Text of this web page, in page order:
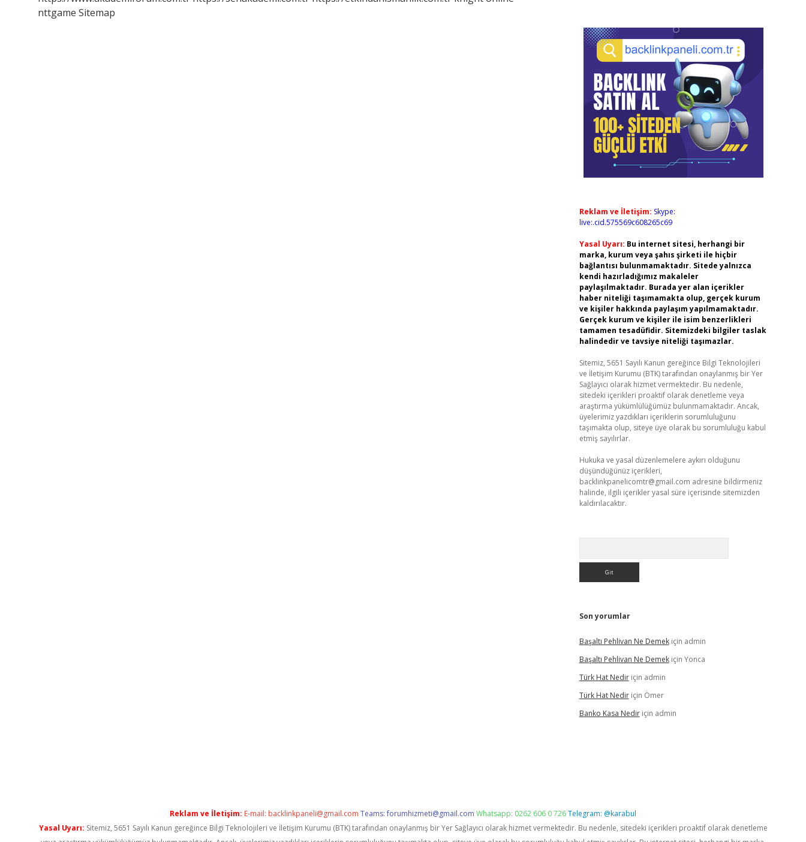
nttgame Sitemap
Reklam ve İletişim: Skype:
live:.cid.575569c608265c69
Yasal Uyarı: Bu internet sitesi, herhangi bir
marka, kurum veya şahıs şirketi ile hiçbir
bağlantısı bulunmamaktadır. Sitede yalnızca
kendi hazırladığımız makaleler
paylaşılmaktadır. Burada yer alan içerikler
haber niteliği taşımamakta olup, gerçek kurum
ve kişiler hakkında paylaşım yapılmamaktadır.
Gerçek kurum ve kişiler ile isim benzerlikleri
tamamen tesadüfidir. Sitemizdeki bilgiler taslak
halindedir ve tavsiye niteliği taşımazlar.
Sitemiz, 5651 Sayılı Kanun gereğince Bilgi Teknolojileri
ve İletişim Kurumu (BTK) tarafından onaylanmış bir Yer
Sağlayıcı olarak hizmet vermektedir. Bu nedenle,
sitedeki içerikleri proaktif olarak denetleme veya
araştırma yükümlülüğümüz bulunmamaktadır. Ancak,
üyelerimiz yazdıkları içeriklerin sorumluluğunu
taşımakta olup, siteye üye olarak bu sorumluluğu kabul
etmiş sayılırlar.
Hukuka ve yasal düzenlemelere aykırı olduğunu
düşündüğünüz içerikleri,
backlinkpanelicomtr@gmail.com adresine bildirmeniz
halinde, ilgili içerikler yasal süre içerisinde sitemizden
kaldırılacaktır.
Son yorumlar
Başaltı Pehlivan Ne Demekiçin admin
Başaltı Pehlivan Ne Demekiçin Yonca
Türk Hat Nediriçin admin
Türk Hat Nediriçin Ömer
Banko Kasa Nediriçin admin
Reklam ve İletişim: E-mail: backlinkpaneli@gmail.com Teams:forumhizmeti@gmail.com Whatsapp: 0262 606 0 726Telegram: @karabul
Yasal Uyarı: Sitemiz, 5651 Sayılı Kanun gereğince Bilgi Teknolojileri ve İletişim Kurumu (BTK) tarafından onaylanmış bir Yer Sağlayıcı olarak hizmet vermektedir. Bu nedenle, sitedeki içerikleri proaktif olarak denetleme